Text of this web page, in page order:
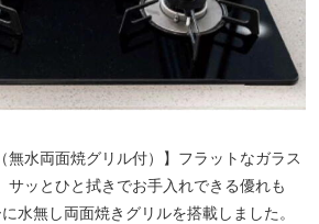
無水両面焼グリル付）】フラットなガラス
サッとひと拭きでお手入れできる優れも
水無し両面焼きグリルを搭載しました。